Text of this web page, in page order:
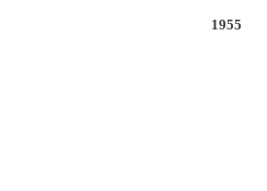
1955